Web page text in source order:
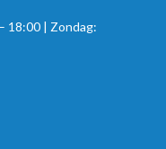
18:00 | Zondag: